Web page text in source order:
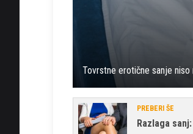
Tovrstne erotične sanje niso
PREBERI ŠE
Razlaga